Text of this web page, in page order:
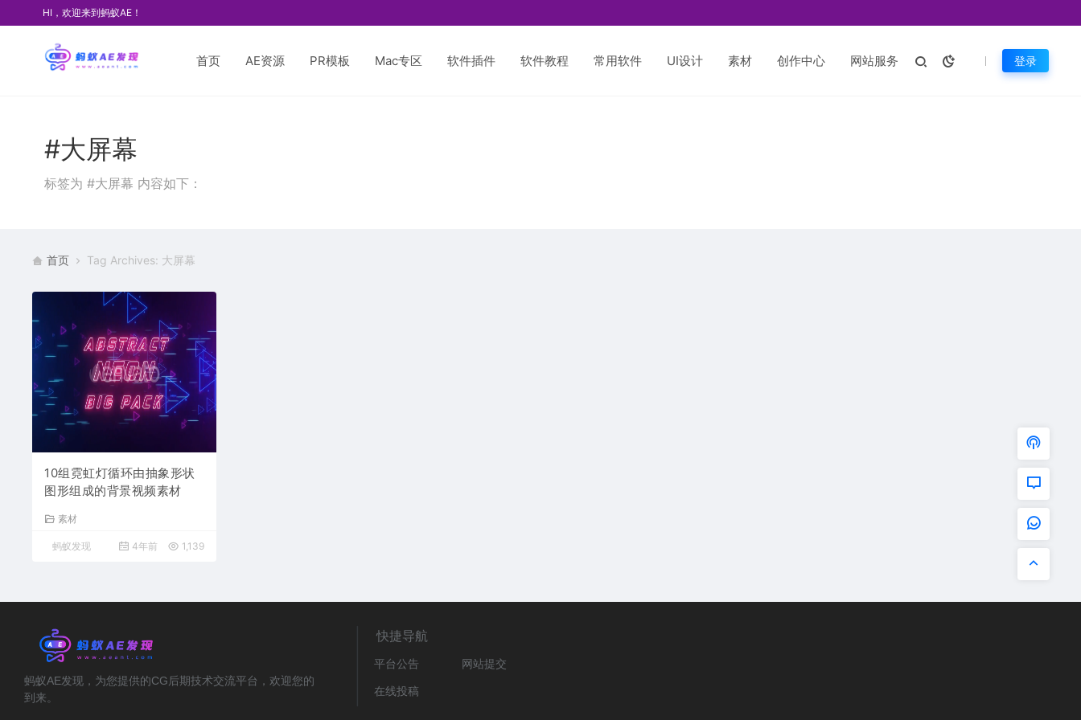
HI，欢迎来到蚂蚁AE！
首页 AE资源 PR模板 Mac专区 软件插件 软件教程 常用软件 UI设计 素材 创作中心 网站服务 登录
#大屏幕
标签为 #大屏幕 内容如下：
首页 Tag Archives: 大屏幕
10组霓虹灯循环由抽象形状
图形组成的背景视频素材
素材
蚂蚁发现 4年前 1,139
蚂蚁AE发现，为您提供的CG后期技术交流平台，欢迎您的
到来。
快捷导航
平台公告
网站提交
在线投稿